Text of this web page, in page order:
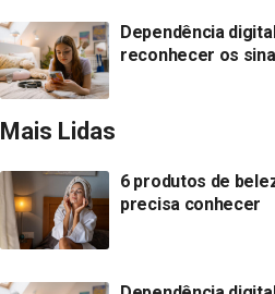
Dependência
reconhecer os
Mais Lidas
6 produtos de
precisa conhecer